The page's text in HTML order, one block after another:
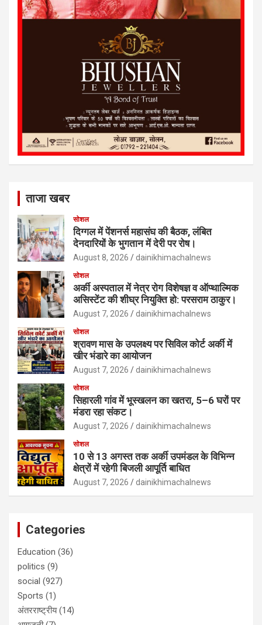
ताजा खबर
सोशल
दिग्गल में पेंशनर्स महासंघ की बैठक, लंबित
देनदारियों के भुगतान में देरी पर रोष।
August 8, 2026 dainikhimachalnews
सोशल
अर्की अस्पताल में नेत्र रोग विशेषज्ञ व ऑप्थाल्मिक
असिस्टेंट की शीघ्र नियुक्ति हो: परसराम ठाकुर।
August 7, 2026 dainikhimachalnews
सोशल
श्रावण मास के उपलक्ष्य पर सिविल कोर्ट अर्की में
खीर भंडारे का आयोजन
August 7, 2026 dainikhimachalnews
सोशल
सिहारली गांव में भूस्खलन का खतरा, 5–6 घरों पर
मंडरा रहा संकट।
August 7, 2026 dainikhimachalnews
सोशल
10 से 13 अगस्त तक अर्की उपमंडल के विभिन्न
क्षेत्रों में रहेगी बिजली आपूर्ति बाधित
August 7, 2026 dainikhimachalnews
Categories
Education (36)
politics (9)
social (927)
Sports (1)
अंतरराष्ट्रीय(14)